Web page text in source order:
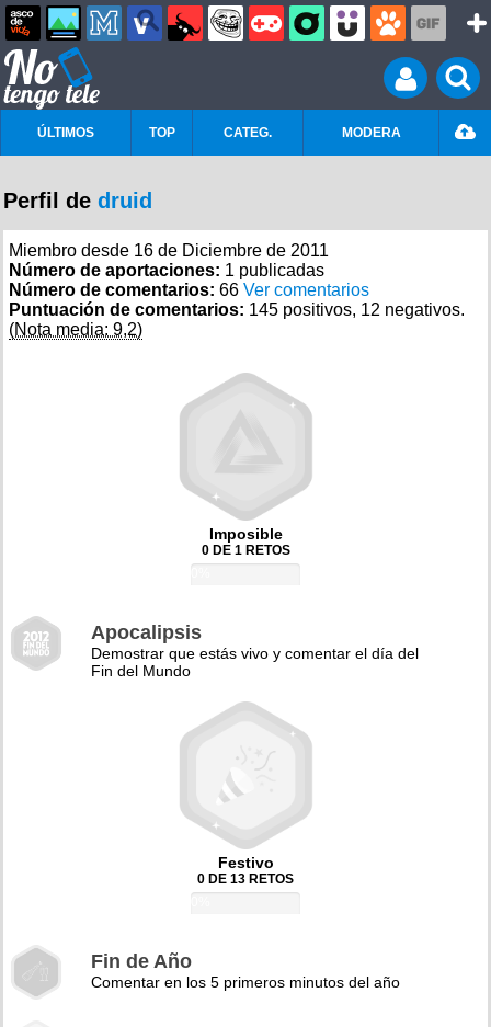
ÚLTIMOS TOP CATEG. MODERA
Perfil de druid
Miembro desde 16 de Diciembre de 2011
Número de aportaciones: 1 publicadas
Número de comentarios: 66 Ver comentarios
Puntuación de comentarios: 145 positivos, 12 negativos.
(Nota media: 9,2)
Imposible
0 DE 1 RETOS
Apocalipsis
Demostrar que estás vivo y comentar el día del
Fin del Mundo
Festivo
0 DE 13 RETOS
Fin de Año
Comentar en los 5 primeros minutos del año